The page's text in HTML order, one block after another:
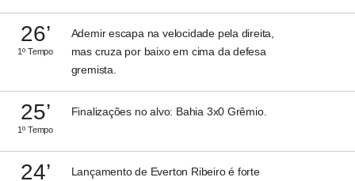
26’
1º Tempo
Ademir escapa na velocidade pela direita,
mas cruza por baixo em cima da defesa
gremista.
25’
1º Tempo
Finalizações no alvo: Bahia 3x0 Grêmio.
24’
Lançamento de Everton Ribeiro é forte